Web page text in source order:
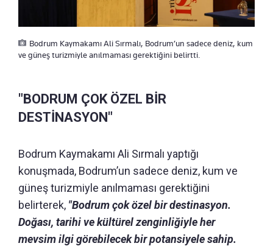
Bodrum Kaymakamı Ali Sırmalı, Bodrum’un sadece deniz, kum
ve güneş turizmiyle anılmaması gerektiğini belirtti.
"BODRUM ÇOK ÖZEL BİR
DESTİNASYON"
Bodrum Kaymakamı Ali Sırmalı yaptığı
konuşmada, Bodrum’un sadece deniz, kum ve
güneş turizmiyle anılmaması gerektiğini
belirterek, "Bodrum çok özel bir destinasyon.
Doğası, tarihi ve kültürel zenginliğiyle her
mevsim ilgi görebilecek bir potansiyele sahip.